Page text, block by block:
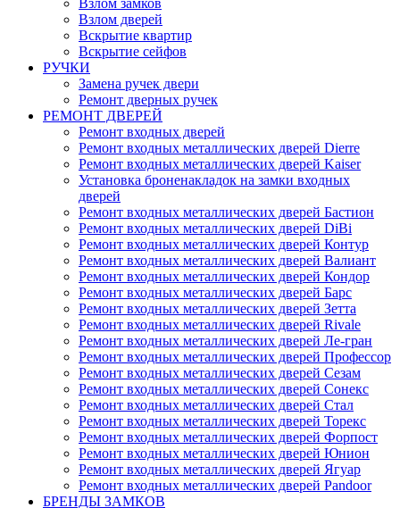
Взлом дверей
Вскрытие квартир
Вскрытие сейфов
РУЧКИ
Замена ручек двери
Ремонт дверных ручек
РЕМОНТ ДВЕРЕЙ
Ремонт входных дверей
Ремонт входных металлических дверей Dierre
Ремонт входных металлических дверей Kaiser
Установка броненакладок на замки входных
дверей
Ремонт входных металлических дверей Бастион
Ремонт входных металлических дверей DiBi
Ремонт входных металлических дверей Контур
Ремонт входных металлических дверей Валиант
Ремонт входных металлических дверей Кондор
Ремонт входных металлических дверей Барс
Ремонт входных металлических дверей Зетта
Ремонт входных металлических дверей Rivale
Ремонт входных металлических дверей Ле-гран
Ремонт входных металлических дверей Профессор
Ремонт входных металлических дверей Сезам
Ремонт входных металлических дверей Сонекс
Ремонт входных металлических дверей Стал
Ремонт входных металлических дверей Торекс
Ремонт входных металлических дверей Форпост
Ремонт входных металлических дверей Юнион
Ремонт входных металлических дверей Ягуар
Ремонт входных металлических дверей Pandoor
БРЕНДЫ ЗАМКОВ